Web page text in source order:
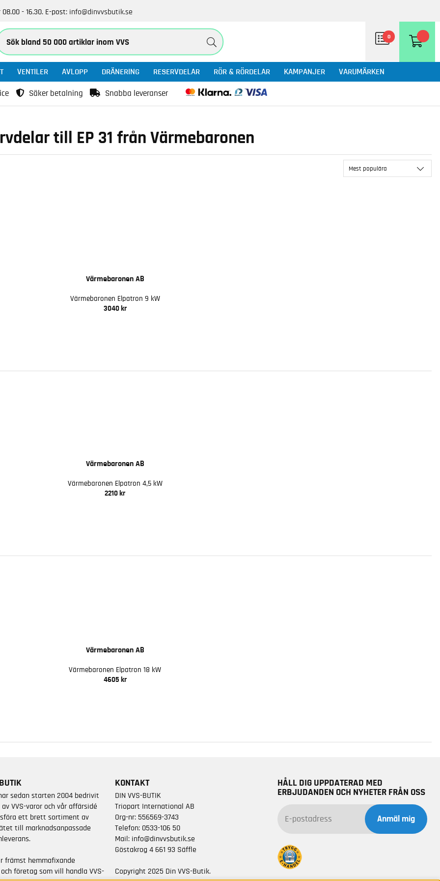
- 16.30. E-post: info@dinvvsbutik.se
0
VENTILER AVLOPP DRÄNERING RESERVDELAR RÖR & RÖRDELAR KAMPANJER VARUMÄRKEN
Säker betalning Snabba leveranser
till EP 31 från Värmebaronen
Mest populära
Värmebaronen AB
Värmebaronen Elpatron 9 kW
3040 kr
Värmebaronen AB
Värmebaronen Elpatron 4,5 kW
2210 kr
Värmebaronen AB
Värmebaronen Elpatron 18 kW
4605 kr
sedan starten 2004 bedrivit
VVS-varor och vår affärsidé
ett brett sortiment av
till marknadsanpassade
främst hemmafixande
företag som vill handla VVS-
KONTAKT
DIN VVS-BUTIK
Triopart International AB
Org-nr: 556569-3743
Telefon: 0533-106 50
Mail: info@dinvvsbutik.se
Göstakrog 4 661 93 Säffle
Copyright 2025 Din VVS-Butik.
HÅLL DIG UPPDATERAD MED
ERBJUDANDEN OCH NYHETER FRÅN OSS
Anmäl mig